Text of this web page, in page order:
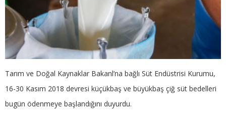
Tarım ve Doğal Kaynaklar Bakanl’na bağlı Süt Endüstrisi Kurumu,
16-30 Kasım 2018 devresi küçükbaş ve büyükbaş çiğ süt bedelleri
bugün ödenmeye başlandığını duyurdu.